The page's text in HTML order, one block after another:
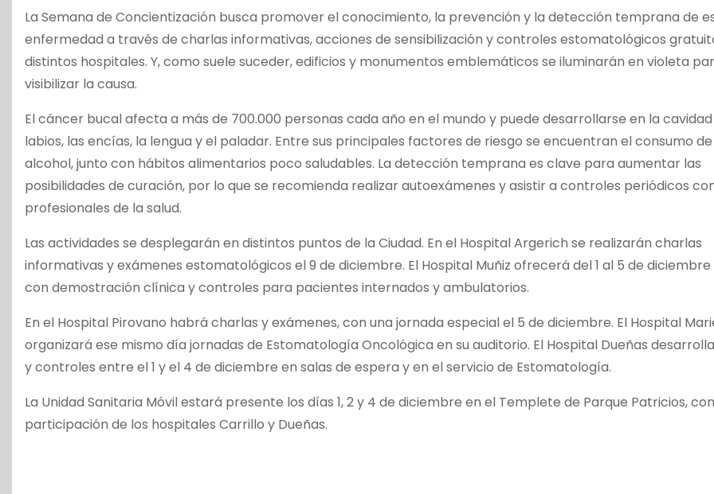
La Semana de Concientización busca promover el conocimiento, la prevención y la detección temprana de
enfermedad a través de charlas informativas, acciones de sensibilización y controles estomatológicos
distintos hospitales. Y, como suele suceder, edificios y monumentos emblemáticos se iluminarán en violeta
visibilizar la causa.
El cáncer bucal afecta a más de 700.000 personas cada año en el mundo y puede desarrollarse en la cavidad
labios, las encías, la lengua y el paladar. Entre sus principales factores de riesgo se encuentran el consumo
alcohol, junto con hábitos alimentarios poco saludables. La detección temprana es clave para aumentar las
posibilidades de curación, por lo que se recomienda realizar autoexámenes y asistir a controles periódicos
profesionales de la salud.
Las actividades se desplegarán en distintos puntos de la Ciudad. En el Hospital Argerich se realizarán charlas
informativas y exámenes estomatológicos el 9 de diciembre. El Hospital Muñiz ofrecerá del 1 al 5 de
con demostración clínica y controles para pacientes internados y ambulatorios.
En el Hospital Pirovano habrá charlas y exámenes, con una jornada especial el 5 de diciembre. El Hospital
organizará ese mismo día jornadas de Estomatología Oncológica en su auditorio. El Hospital Dueñas
y controles entre el 1 y el 4 de diciembre en salas de espera y en el servicio de Estomatología.
La Unidad Sanitaria Móvil estará presente los días 1, 2 y 4 de diciembre en el Templete de Parque Patricios, con
participación de los hospitales Carrillo y Dueñas.